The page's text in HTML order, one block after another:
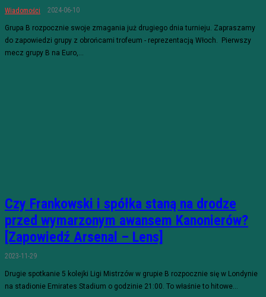
Wiadomości 2024-06-10
Grupa B rozpocznie swoje zmagania już drugiego dnia turnieju. Zapraszamy
do zapowiedzi grupy z obrońcami trofeum - reprezentacją Włoch. Pierwszy
mecz grupy B na Euro,...
Czy Frankowski i spółka staną na drodze
przed wymarzonym awansem Kanonierów?
[Zapowiedź Arsenal – Lens]
2023-11-29
Drugie spotkanie 5 kolejki Ligi Mistrzów w grupie B rozpocznie się w Londynie
na stadionie Emirates Stadium o godzinie 21:00. To właśnie to hitowe...